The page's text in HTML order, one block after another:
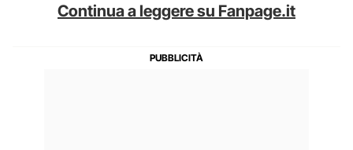
Continua a leggere su Fanpage.it